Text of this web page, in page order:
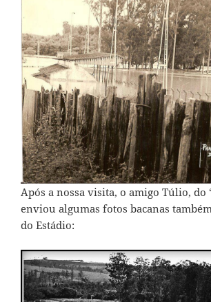
Após a nossa visita, o amigo Túlio, do
enviou algumas fotos bacanas
do Estádio: